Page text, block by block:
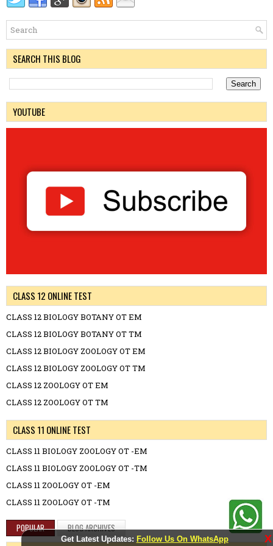
Get Latest Updates: Follow Us On WhatsApp X
SEARCH THIS BLOG
YOUTUBE
CLASS 12 ONLINE TEST
CLASS 12 BIOLOGY BOTANY OT EM
CLASS 12 BIOLOGY BOTANY OT TM
CLASS 12 BIOLOGY ZOOLOGY OT EM
CLASS 12 BIOLOGY ZOOLOGY OT TM
CLASS 12 ZOOLOGY OT EM
CLASS 12 ZOOLOGY OT TM
CLASS 11 ONLINE TEST
CLASS 11 BIOLOGY ZOOLOGY OT -EM
CLASS 11 BIOLOGY ZOOLOGY OT -TM
CLASS 11 ZOOLOGY OT -EM
CLASS 11 ZOOLOGY OT -TM
POPULAR BLOG ARCHIVES